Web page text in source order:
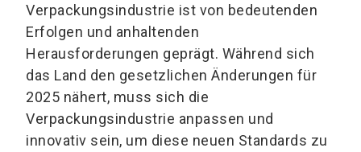
Verpackungsindustrie ist von bedeutenden
Erfolgen und anhaltenden
Herausforderungen geprägt. Während sich
das Land den gesetzlichen Änderungen für
2025 nähert, muss sich die
Verpackungsindustrie anpassen und
innovativ sein, um diese neuen Standards zu